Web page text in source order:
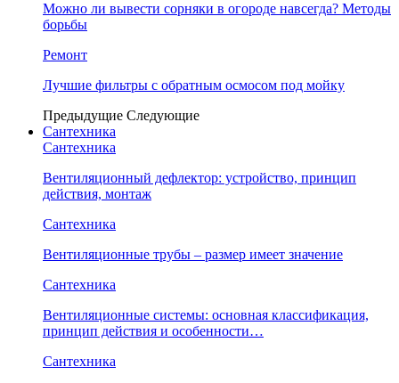
Можно ли вывести сорняки в огороде навсегда? Методы
борьбы
Ремонт
Лучшие фильтры с обратным осмосом под мойку
Предыдущие Следующие
Сантехника
Сантехника
Вентиляционный дефлектор: устройство, принцип
действия, монтаж
Сантехника
Вентиляционные трубы – размер имеет значение
Сантехника
Вентиляционные системы: основная классификация,
принцип действия и особенности…
Сантехника